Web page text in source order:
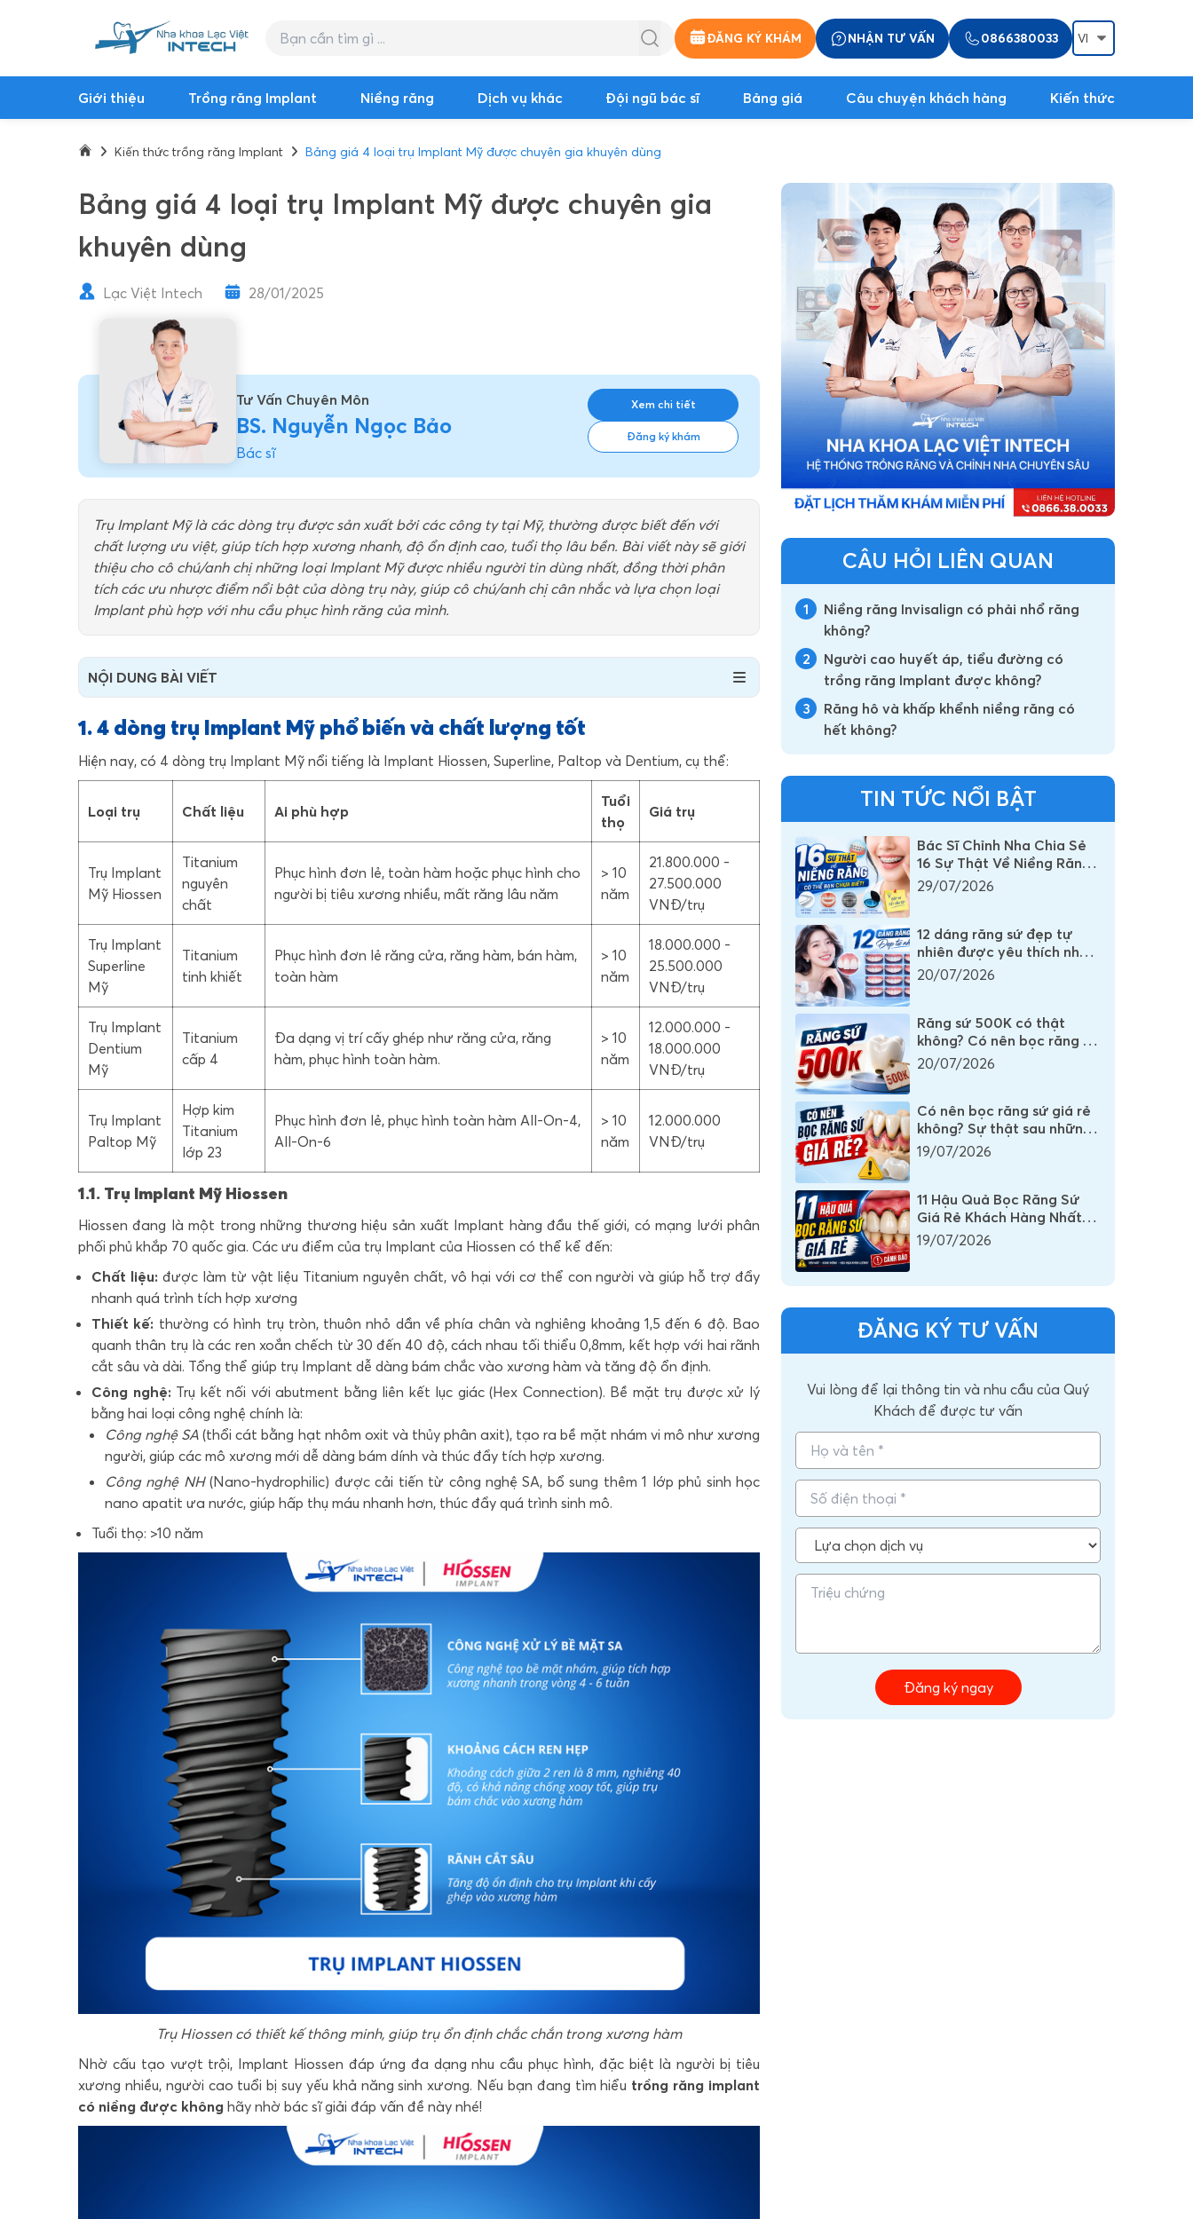
ĐĂNG KÝ KHÁM NHẬN TƯ VẤN 0866380033
Giới thiệu Trồng răng Implant Niềng răng Dịch vụ khác Đội ngũ bác sĩ Bảng giá Câu chuyện khách hàng Kiến thức
Kiến thức trồng răng Implant Bảng giá 4 loại trụ Implant Mỹ được chuyên gia khuyên dùng
Bảng giá 4 loại trụ Implant Mỹ được chuyên gia
khuyên dùng
Lạc Việt Intech 28/01/2025
Tư Vấn Chuyên Môn
BS. Nguyễn Ngọc Bảo
Bác sĩ
Xem chi tiết
Đăng ký khám
Trụ Implant Mỹ là các dòng trụ được sản xuất bởi các công ty tại Mỹ, thường được biết đến với
chất lượng ưu việt, giúp tích hợp xương nhanh, độ ổn định cao, tuổi thọ lâu bền. Bài viết này sẽ giới
thiệu cho cô chú/anh chị những loại Implant Mỹ được nhiều người tin dùng nhất, đồng thời phân
tích các ưu nhược điểm nổi bật của dòng trụ này, giúp cô chú/anh chị cân nhắc và lựa chọn loại
Implant phù hợp với nhu cầu phục hình răng của mình.
NỘI DUNG BÀI VIẾT
1. 4 dòng trụ Implant Mỹ phổ biến và chất lượng tốt
Hiện nay, có 4 dòng trụ Implant Mỹ nổi tiếng là Implant Hiossen, Superline, Paltop và Dentium, cụ thể:
Loại trụ Chất liệu Ai phù hợp
Tuổi
thọ
Giá trụ
Trụ Implant
Mỹ Hiossen
Titanium
nguyên
chất
Phục hình đơn lẻ, toàn hàm hoặc phục hình cho
người bị tiêu xương nhiều, mất răng lâu năm
> 10
năm
21.800.000 -
27.500.000
VNĐ/trụ
Trụ Implant
Superline
Mỹ
Titanium
tinh khiết
Phục hình đơn lẻ răng cửa, răng hàm, bán hàm,
toàn hàm
> 10
năm
18.000.000 -
25.500.000
VNĐ/trụ
Trụ Implant
Dentium
Mỹ
Titanium
cấp 4
Đa dạng vị trí cấy ghép như răng cửa, răng
hàm, phục hình toàn hàm.
> 10
năm
12.000.000 -
18.000.000
VNĐ/trụ
Trụ Implant
Paltop Mỹ
Hợp kim
Titanium
lớp 23
Phục hình đơn lẻ, phục hình toàn hàm All-On-4,
All-On-6
> 10
năm
12.000.000
VNĐ/trụ
1.1. Trụ Implant Mỹ Hiossen
Hiossen đang là một trong những thương hiệu sản xuất Implant hàng đầu thế giới, có mạng lưới phân
phối phủ khắp 70 quốc gia. Các ưu điểm của trụ Implant của Hiossen có thể kể đến:
Chất liệu: được làm từ vật liệu Titanium nguyên chất, vô hại với cơ thể con người và giúp hỗ trợ đẩy
nhanh quá trình tích hợp xương
Thiết kế: thường có hình trụ tròn, thuôn nhỏ dần về phía chân và nghiêng khoảng 1,5 đến 6 độ. Bao
quanh thân trụ là các ren xoắn chếch từ 30 đến 40 độ, cách nhau tối thiểu 0,8mm, kết hợp với hai rãnh
cắt sâu và dài. Tổng thể giúp trụ Implant dễ dàng bám chắc vào xương hàm và tăng độ ổn định.
Công nghệ: Trụ kết nối với abutment bằng liên kết lục giác (Hex Connection). Bề mặt trụ được xử lý
bằng hai loại công nghệ chính là:
Công nghệ SA (thổi cát bằng hạt nhôm oxit và thủy phân axit), tạo ra bề mặt nhám vi mô như xương
người, giúp các mô xương mới dễ dàng bám dính và thúc đẩy tích hợp xương.
Công nghệ NH(Nano-hydrophilic) được cải tiến từ công nghệ SA, bổ sung thêm 1 lớp phủ sinh học
nano apatit ưa nước, giúp hấp thụ máu nhanh hơn, thúc đẩy quá trình sinh mô.
Tuổi thọ: >10 năm
Trụ Hiossen có thiết kế thông minh, giúp trụ ổn định chắc chắn trong xương hàm
Nhờ cấu tạo vượt trội, Implant Hiossen đáp ứng đa dạng nhu cầu phục hình, đặc biệt là người bị tiêu
xương nhiều, người cao tuổi bị suy yếu khả năng sinh xương. Nếu bạn đang tìm hiểu trồng răng implant
có niềng được không hãy nhờ bác sĩ giải đáp vấn đề này nhé!
CÂU HỎI LIÊN QUAN
1
Niềng răng Invisalign có phải nhổ răng
không?
2
Người cao huyết áp, tiểu đường có
trồng răng Implant được không?
3
Răng hô và khấp khểnh niềng răng có
hết không?
TIN TỨC NỔI BẬT
Bác Sĩ Chỉnh Nha Chia Sẻ
16 Sự Thật Về Niềng Răng
Mà Rất Nhiều Người Vẫn
Đang Hiểu Sai
29/07/2026
12 dáng răng sứ đẹp tự
nhiên được yêu thích nhất
mọi thời đại
20/07/2026
Răng sứ 500K có thật
không? Có nên bọc răng sứ
500K không?
20/07/2026
Có nên bọc răng sứ giá rẻ
không? Sự thật sau những
chiếc răng sứ có giá vài
trăm nghìn
19/07/2026
11 Hậu Quả Bọc Răng Sứ
Giá Rẻ Khách Hàng Nhất
Định Phải Biết
19/07/2026
ĐĂNG KÝ TƯ VẤN
Vui lòng để lại thông tin và nhu cầu của Quý
Khách để được tư vấn
Đăng ký ngay